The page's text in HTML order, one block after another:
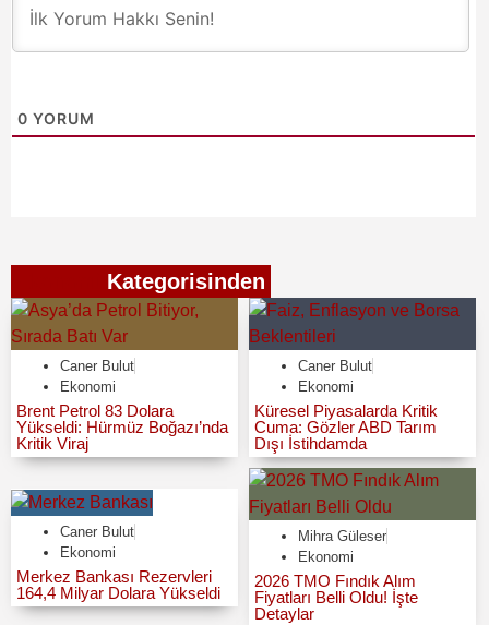
0 YORUM
Kategorisinden
Caner Bulut
Ekonomi
Brent Petrol 83 Dolara
Yükseldi: Hürmüz Boğazı’nda
Kritik Viraj
Caner Bulut
Ekonomi
Küresel Piyasalarda Kritik
Cuma: Gözler ABD Tarım
Dışı İstihdamda
Caner Bulut
Ekonomi
Merkez Bankası Rezervleri
164,4 Milyar Dolara Yükseldi
Mihra Güleser
Ekonomi
2026 TMO Fındık Alım
Fiyatları Belli Oldu! İşte
Detaylar